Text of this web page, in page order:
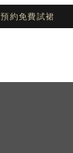
預約免費試裙